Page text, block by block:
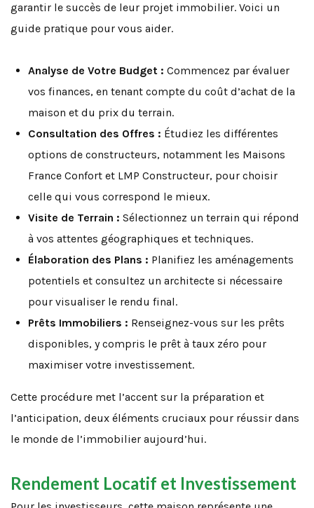
garantir le succès de leur projet immobilier. Voici un
guide pratique pour vous aider.
Analyse de Votre Budget : Commencez par évaluer
vos finances, en tenant compte du coût d’achat de la
maison et du prix du terrain.
Consultation des Offres : Étudiez les différentes
options de constructeurs, notamment les Maisons
France Confort et LMP Constructeur, pour choisir
celle qui vous correspond le mieux.
Visite de Terrain : Sélectionnez un terrain qui répond
à vos attentes géographiques et techniques.
Élaboration des Plans : Planifiez les aménagements
potentiels et consultez un architecte si nécessaire
pour visualiser le rendu final.
Prêts Immobiliers : Renseignez-vous sur les prêts
disponibles, y compris le prêt à taux zéro pour
maximiser votre investissement.
Cette procédure met l’accent sur la préparation et
l’anticipation, deux éléments cruciaux pour réussir dans
le monde de l’immobilier aujourd’hui.
Rendement Locatif et Investissement